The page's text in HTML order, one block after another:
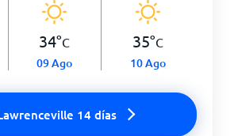
34°C
09 Ago
35°C
10 Ago
14 días